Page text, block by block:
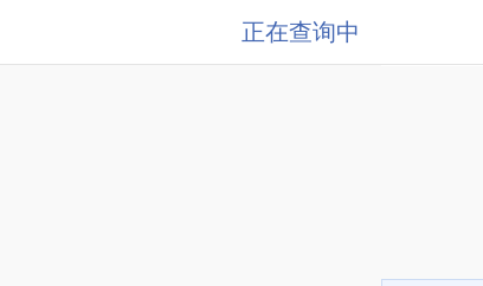
正在查询中